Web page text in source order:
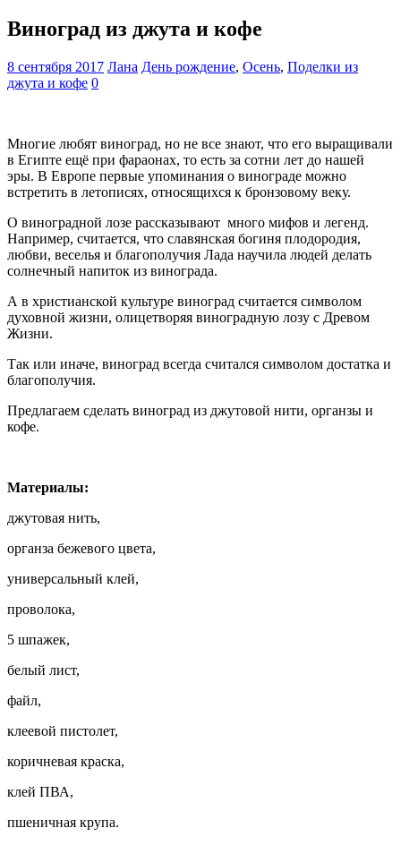
Виноград из джута и кофе
8 сентября 2017 Лана День рождение, Осень, Поделки из
джута и кофе 0
Многие любят виноград, но не все знают, что его выращивали
в Египте ещё при фараонах, то есть за сотни лет до нашей
эры. В Европе первые упоминания о винограде можно
встретить в летописях, относящихся к бронзовому веку.
О виноградной лозе рассказывают много мифов и легенд.
Например, считается, что славянская богиня плодородия,
любви, веселья и благополучия Лада научила людей делать
солнечный напиток из винограда.
А в христианской культуре виноград считается символом
духовной жизни, олицетворяя виноградную лозу с Древом
Жизни.
Так или иначе, виноград всегда считался символом достатка и
благополучия.
Предлагаем сделать виноград из джутовой нити, органзы и
кофе.
Материалы:
джутовая нить,
органза бежевого цвета,
универсальный клей,
проволока,
5 шпажек,
белый лист,
файл,
клеевой пистолет,
коричневая краска,
клей ПВА,
пшеничная крупа.